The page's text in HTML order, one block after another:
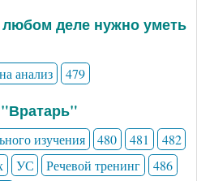
деле нужно уметь
анализ 479
изучения 480 481
482
УС Речевой тренинг
486